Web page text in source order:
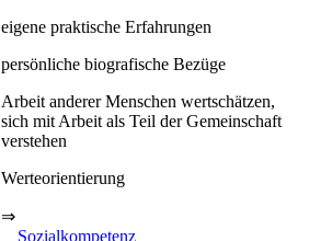
eigene praktische Erfahrungen
persönliche biografische Bezüge
Arbeit anderer Menschen wertschätzen,
sich mit Arbeit als Teil der Gemeinschaft
verstehen
Werteorientierung
⇒
Sozialkompetenz